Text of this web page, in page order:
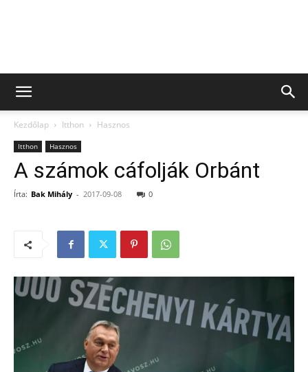
Kezdőlap Itthon Hasznos
Itthon Hasznos
A számok cáfolják Orbánt
Írta: Bak Mihály - 2017-09-08 0